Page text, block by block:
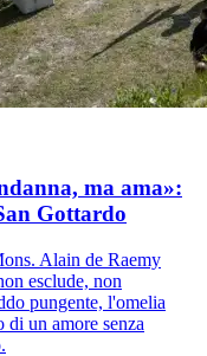
ma ama»:
Gottardo
Alain de Raemy
esclude, non
pungente, l'omelia
un amore senza